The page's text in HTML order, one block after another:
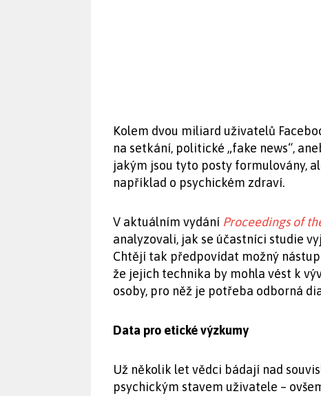
Kolem dvou miliard uživatelů
na setkání, politické „fake news“,
jakým jsou tyto posty formulovány,
například o psychickém zdraví.
V aktuálním vydání Proceedings of
analyzovali, jak se účastníci studie
Chtějí tak předpovídat možný
že jejich technika by mohla vést k
osoby, pro něž je potřeba odborná
Data pro etické výzkumy
Už několik let vědci bádají nad
psychickým stavem uživatele –